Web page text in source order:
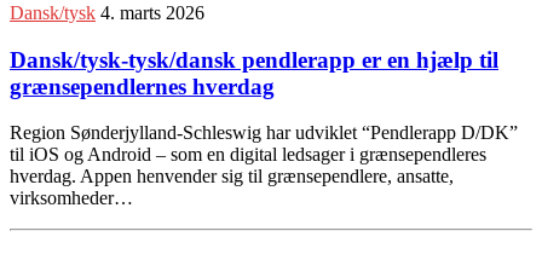
Dansk/tysk 4. marts 2026
Dansk/tysk-tysk/dansk pendlerapp er en hjælp til
grænsependlernes hverdag
Region Sønderjylland-Schleswig har udviklet “Pendlerapp D/DK”
til iOS og Android – som en digital ledsager i grænsependleres
hverdag. Appen henvender sig til grænsependlere, ansatte,
virksomheder…